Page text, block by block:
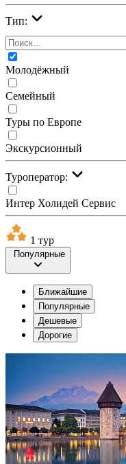
Тип:
Молодёжный
Семейный
Туры по Европе
Экскурсионный
Туроператор:
Интер Холидей Сервис
1 тур
Популярные
Ближайшие
Популярные
Дешевые
Дорогие